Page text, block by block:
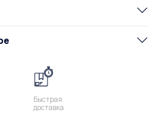
Быстрая
доставка